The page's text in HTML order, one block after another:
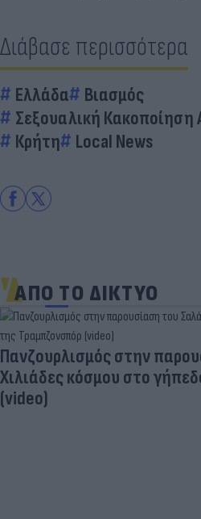
Διάβασε περισσότερα
Ελλάδα
Βιασμός
Σεξουαλική Κακοποίηση
Κρήτη
Local News
ΑΠΟ ΤΟ ΔΙΚΤΥΟ
Πανζουρλισμός στην
Χιλιάδες κόσμου στο
(video)